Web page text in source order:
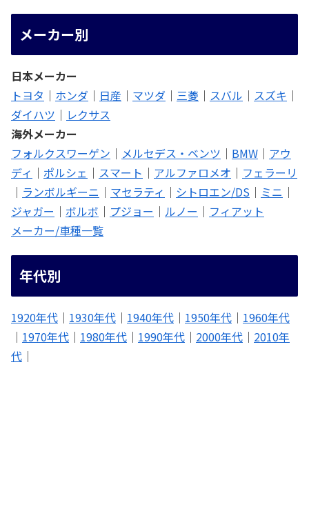
メーカー別
日本メーカー
トヨタ ｜ ホンダ ｜ 日産 ｜ マツダ ｜ 三菱 ｜ スバル ｜ スズキ ｜
ダイハツ ｜ レクサス
海外メーカー
フォルクスワーゲン ｜ メルセデス・ベンツ ｜ BMW ｜ アウ
ディ ｜ ポルシェ ｜ スマート ｜ アルファロメオ ｜ フェラーリ
｜ ランボルギーニ ｜ マセラティ ｜ シトロエン/DS ｜ ミニ ｜
ジャガー ｜ ボルボ ｜ プジョー ｜ ルノー ｜ フィアット
メーカー/車種一覧
年代別
1920年代 ｜ 1930年代 ｜ 1940年代 ｜ 1950年代 ｜ 1960年代
｜ 1970年代 ｜ 1980年代 ｜ 1990年代 ｜ 2000年代 ｜ 2010年
代 ｜